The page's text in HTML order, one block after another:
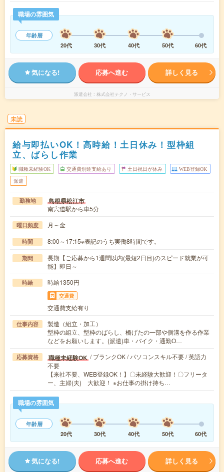
職場の雰囲気
年齢層
20代
30代 40代 50代 60代
気になる! 応募へ進む 詳しく見る
派遣会社 株式会社テクノ・サービス
未読
給与即払いOK！高時給！土日休み！型枠組
立、ばらし作業
職種未経験OK 交通費別途支給あり 土日祝日が休み WEB登録OK
派遣
勤務地 島根県松江市
南宍道駅から車5分
曜日頻度 月～金
時間 8:00～17:15※表記のうち実働8時間です。
期間
長期【ご応募から1週間以内(最短2日目)のスピード就業が可
能】即日～
時給 時給1350円
交通費
交通費支給有り
仕事内容
製造（組立・加工）
型枠の組立、型枠のばらし、橋げたの一部や側溝を作る作業
などをお願いします。(派遣)車・バイク・通勤O…
応募資格 職種未経験OK / ブランクOK / パソコンスキル不要 / 英語力
不要
【来社不要、WEB登録OK！】〇未経験大歓迎！〇フリータ
ー、主婦(夫) 大歓迎！ ※お仕事の掛け持ち…
職場の雰囲気
年齢層
20代
30代 40代 50代 60代
気になる! 応募へ進む 詳しく見る